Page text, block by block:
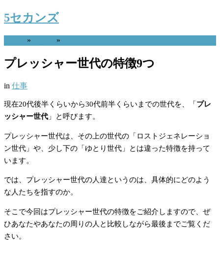
5セカンズ
» »
プレッシャー世代の特徴9つ
in 仕事
現在20代後半くらいから30代前半くらいまでの世代を、「 プレ
ッシャー世代 」と呼びます。
プレッシャー世代は、その上の世代の「ロストジェネレーショ
ン世代」や、少し下の「ゆとり世代」とは違った特徴を持って
います。
では、プレッシャー世代の人達というのは、具体的にどのよう
な人たちを指すのか。
そこで今回はプレッシャー世代の特徴をご紹介しますので、ぜ
ひあなたやあなたの周りの人と比較しながら最後までご覧くだ
さい。